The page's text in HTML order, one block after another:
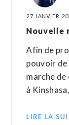
27 JANVIER
Nouvelle
Afin de
pouvoir de
marche
à
LIRE LA